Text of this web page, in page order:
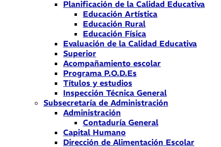
Planificación de la Calidad Educativa
Educación Artística
Educación Rural
Educación Física
Evaluación de la Calidad Educativa
Superior
Acompañamiento escolar
Programa P.O.D.Es
Títulos y estudios
Inspección Técnica General
Subsecretaría de Administración
Administración
Contaduría General
Capital Humano
Dirección de Alimentación Escolar